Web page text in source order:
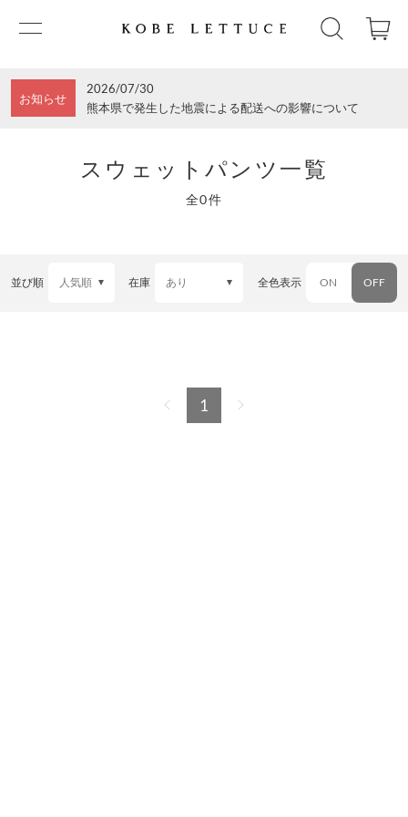
お知らせ
2026/07/30
熊本県で発生した地震による配送への影響について
スウェットパンツ一覧
全0件
並び順 在庫 全色表示 ON OFF
1